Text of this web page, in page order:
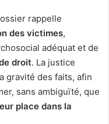
rappelle
des victimes,
adéquat et de
droit. La justice
gravité des faits, afin
sans ambiguïté, que
place dans la